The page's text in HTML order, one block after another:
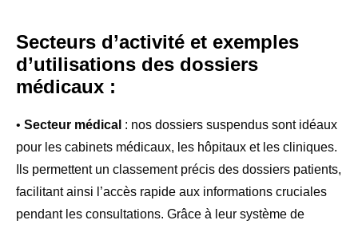
Secteurs d’activité et exemples
d’utilisations des dossiers
médicaux :
• Secteur médical : nos dossiers suspendus sont idéaux
pour les cabinets médicaux, les hôpitaux et les cliniques.
Ils permettent un classement précis des dossiers patients,
facilitant ainsi l’accès rapide aux informations cruciales
pendant les consultations. Grâce à leur système de